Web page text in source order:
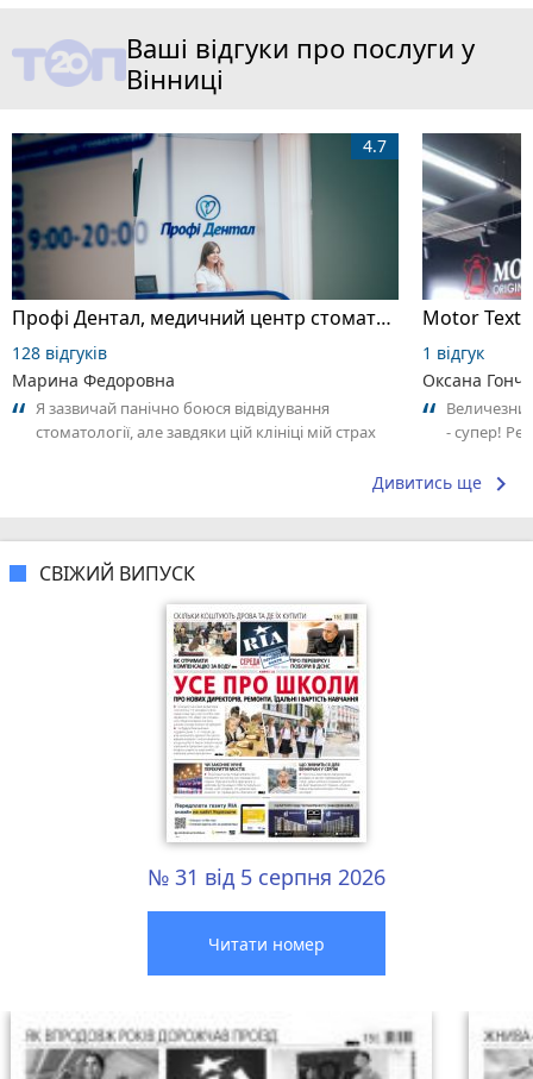
Ваші відгуки про послуги у
Вінниці
Профі Дентал, медичний центр стоматології
4.7
128 відгуків
Марина Федоровна
Я зазвичай панічно боюся відвідування
стоматології, але завдяки цій клініці мій страх
1 відгук
Оксана
- супер!
Дивитись ще keyboard_arrow_right
СВІЖИЙ ВИПУСК
№ 31 від 5 серпня 2026
Читати номер